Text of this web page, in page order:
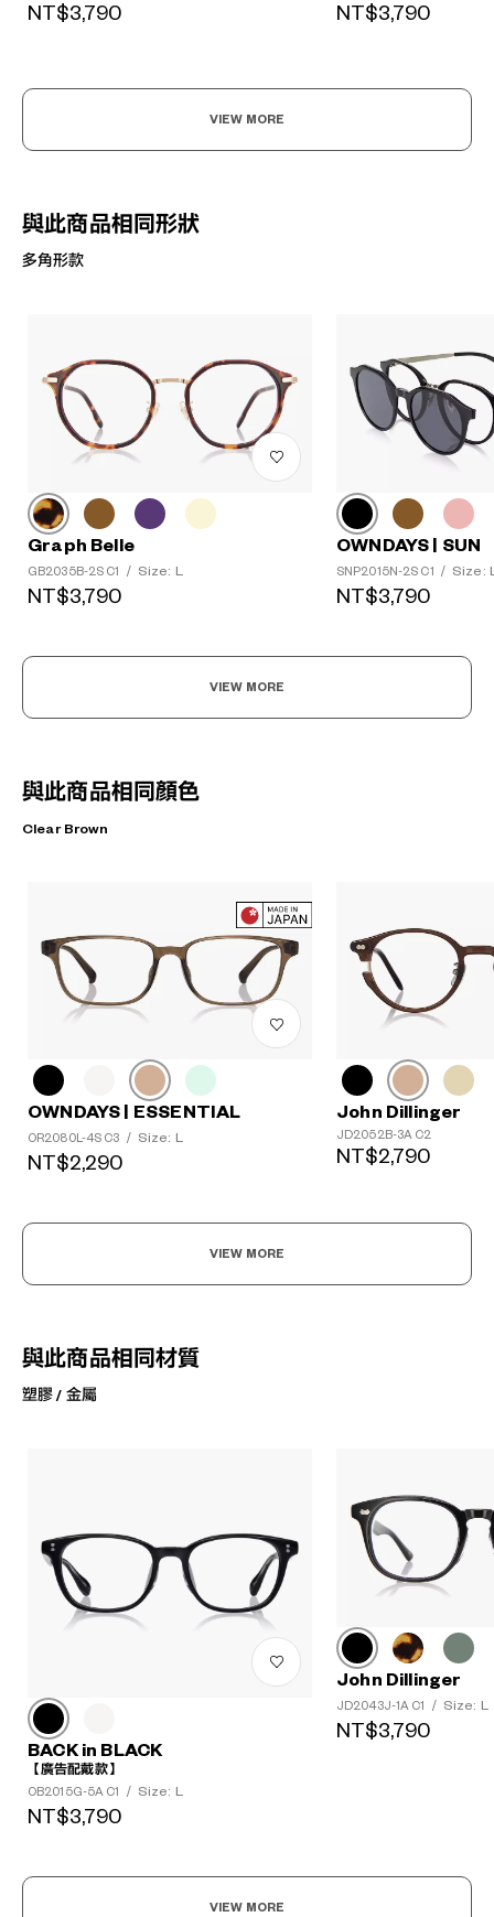
NT$3,790 NT$3,790
VIEW MORE
與此商品相同形狀
多角形款
Graph Belle
GB2035B-2S C1 / Size: L
NT$3,790
OWNDAYS | SUN
SNP2015N-2S C1 / Size:
NT$3,790
VIEW MORE
與此商品相同顏色
Clear Brown
OWNDAYS | ESSENTIAL
OR2080L-4S C3 / Size: L
NT$2,290
John Dillinger
JD2052B-3A C2
NT$2,790
VIEW MORE
與此商品相同材質
塑膠 / 金屬
BACK in BLACK
【廣告配戴款】
OB2015G-5A C1
/ Size: L
NT$3,790
John Dillinger
JD2043J-1A C1 / Size: L
NT$3,790
VIEW MORE